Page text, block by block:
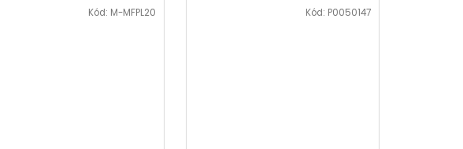
Kód: M-MFPL20 Kód: P0050147